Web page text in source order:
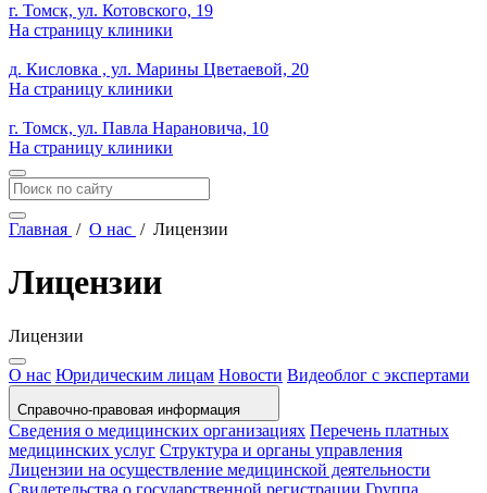
г. Томск, ул. Котовского, 19
На страницу клиники
д. Кисловка , ул. Марины Цветаевой, 20
На страницу клиники
г. Томск, ул. Павла Нарановича, 10
На страницу клиники
Главная / О нас / Лицензии
Лицензии
Лицензии
О нас Юридическим лицам Новости Видеоблог с экспертами
Справочно-правовая информация
Сведения о медицинских организациях Перечень платных
медицинских услуг Структура и органы управления
Лицензии на осуществление медицинской деятельности
Свидетельства о государственной регистрации Группа